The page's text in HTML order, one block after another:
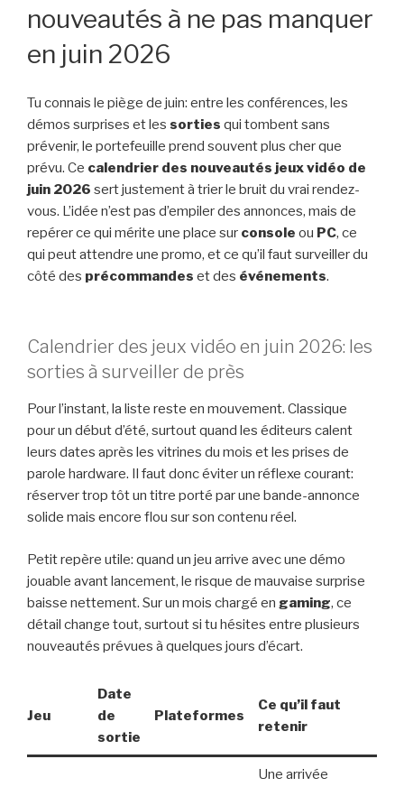
nouveautés à ne pas manquer
en juin 2026
Tu connais le piège de juin: entre les conférences, les
démos surprises et les sorties qui tombent sans
prévenir, le portefeuille prend souvent plus cher que
prévu. Ce calendrier des nouveautés jeux vidéo de
juin 2026 sert justement à trier le bruit du vrai rendez-
vous. L’idée n’est pas d’empiler des annonces, mais de
repérer ce qui mérite une place sur console ou PC, ce
qui peut attendre une promo, et ce qu’il faut surveiller du
côté des précommandes et des événements.
Calendrier des jeux vidéo en juin 2026: les
sorties à surveiller de près
Pour l’instant, la liste reste en mouvement. Classique
pour un début d’été, surtout quand les éditeurs calent
leurs dates après les vitrines du mois et les prises de
parole hardware. Il faut donc éviter un réflexe courant:
réserver trop tôt un titre porté par une bande-annonce
solide mais encore flou sur son contenu réel.
Petit repère utile: quand un jeu arrive avec une démo
jouable avant lancement, le risque de mauvaise surprise
baisse nettement. Sur un mois chargé en gaming, ce
détail change tout, surtout si tu hésites entre plusieurs
nouveautés prévues à quelques jours d’écart.
Jeu
Date
de
sortie
Plateformes
Ce qu’il faut
retenir
Une arrivée